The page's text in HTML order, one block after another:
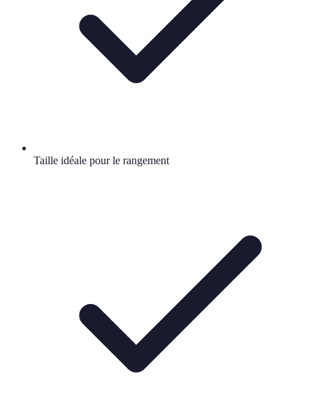
Taille idéale pour le rangement